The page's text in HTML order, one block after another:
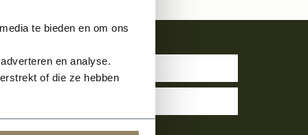
te bieden en om ons
en analyse.
of die ze hebben